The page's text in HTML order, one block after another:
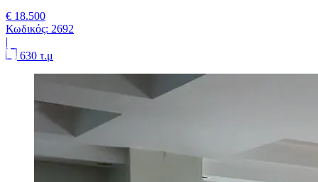
€ 18.500
Κωδικός: 2692
|
630 τ.μ